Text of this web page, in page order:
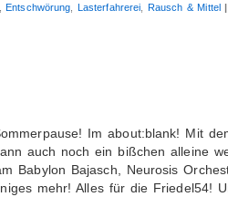
Entschwörung Lasterfahrerei Rausch & Mittel |
Im about:blank! Mit
auch noch ein bißchen alleine
Babylon Bajasch, Neurosis
mehr! Alles für die Friedel54!